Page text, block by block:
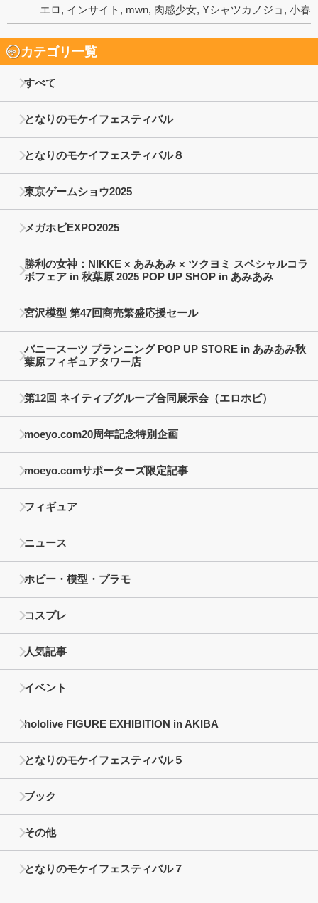
エロ, インサイト , mwn, 肉感少女, Yシャツカノジョ , 小春
カテゴリ一覧
すべて
となりのモケイフェスティバル
となりのモケイフェスティバル８
東京ゲームショウ2025
メガホビEXPO2025
勝利の女神：NIKKE × あみあみ × ツクヨミ スペシャルコラ
ボフェア in 秋葉原 2025 POP UP SHOP in あみあみ
宮沢模型 第47回商売繁盛応援セール
バニースーツ プランニング POP UP STORE in あみあみ秋
葉原フィギュアタワー店
第12回 ネイティブグループ合同展示会（エロホビ）
moeyo.com20周年記念特別企画
moeyo.comサポーターズ限定記事
フィギュア
ニュース
ホビー・模型・プラモ
コスプレ
人気記事
イベント
hololive FIGURE EXHIBITION in AKIBA
となりのモケイフェスティバル５
ブック
その他
となりのモケイフェスティバル７